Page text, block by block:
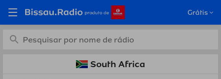
Grátis
Estações de rádio online
grátis de South Africa em
Bissau.Radio
South Africa